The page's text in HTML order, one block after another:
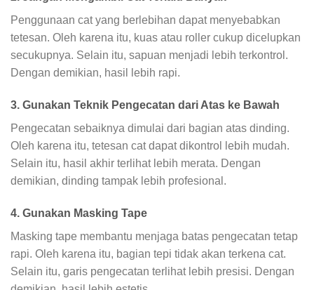
Penggunaan cat yang berlebihan dapat menyebabkan
tetesan. Oleh karena itu, kuas atau roller cukup dicelupkan
secukupnya. Selain itu, sapuan menjadi lebih terkontrol.
Dengan demikian, hasil lebih rapi.
3. Gunakan Teknik Pengecatan dari Atas ke Bawah
Pengecatan sebaiknya dimulai dari bagian atas dinding.
Oleh karena itu, tetesan cat dapat dikontrol lebih mudah.
Selain itu, hasil akhir terlihat lebih merata. Dengan
demikian, dinding tampak lebih profesional.
4. Gunakan Masking Tape
Masking tape membantu menjaga batas pengecatan tetap
rapi. Oleh karena itu, bagian tepi tidak akan terkena cat.
Selain itu, garis pengecatan terlihat lebih presisi. Dengan